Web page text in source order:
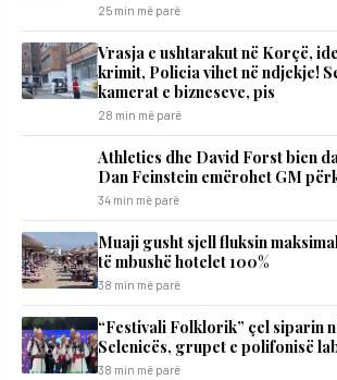
25 min më parë
Vrasja e ushtarakut në Korçë,
krimit, Policia vihet në ndjekje!
kamerat e bizneseve, pis
28 min më parë
Athletics dhe David Forst bien
Dan Feinstein emërohet GM
34 min më parë
Muaji gusht sjell fluksin
të mbushë hotelet 100%
38 min më parë
“Festivali Folklorik” çel siparin
Selenicës, grupet e polifonisë
38 min më parë